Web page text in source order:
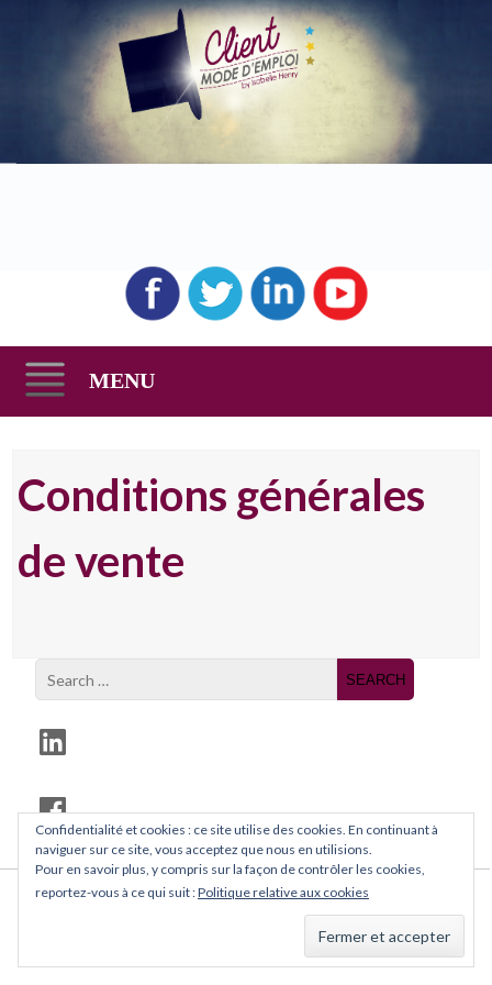
MENU
to
content
Conditions générales
de vente
LinkedIn
Facebook
Conditions générales de vente
Viaviwebtech
Confidentialité et cookies : ce site utilise des cookies. En continuant à
naviguer sur ce site, vous acceptez que nous en utilisions.
Pour en savoir plus, y compris sur la façon de contrôler les cookies,
reportez-vous à ce qui suit :Politique relative aux cookies